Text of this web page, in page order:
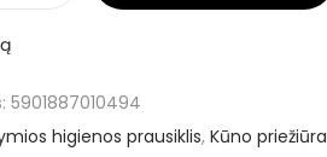
5901887010494
higienos prausiklis, Kūno priežiūra